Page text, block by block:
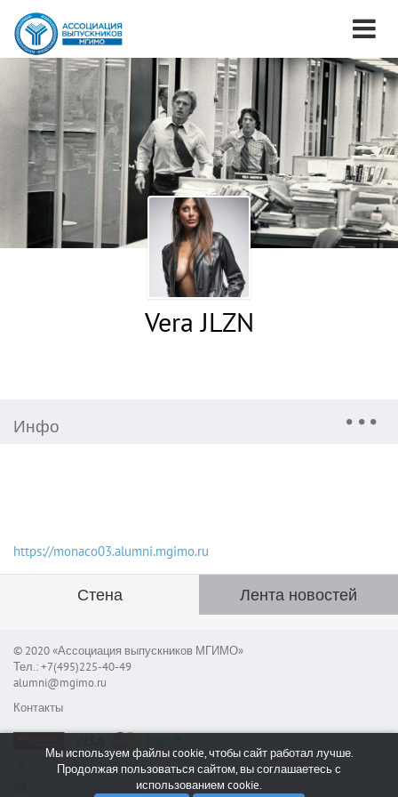
Vera JLZN
Инфо
https://monaco03.alumni.mgimo.ru
Стена Лента новостей
© 2020 «Ассоциация выпускников МГИМО»
Тел.: +7(495)225-40-49
alumni@mgimo.ru
Контакты
Сообщить об ошибке
Мы используем файлы cookie, чтобы сайт работал лучше.
Продолжая пользоваться сайтом, вы соглашаетесь с
использованием cookie.